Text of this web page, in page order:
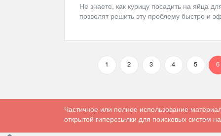
Не знаете, как курицу посадить на яйца
позволят решить эту проблему быстро и
1 2 3 4 5 6
Частичное или полное использование
открытой гиперссылки для поисковых систем